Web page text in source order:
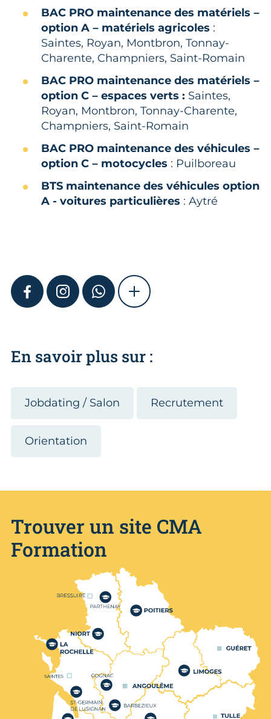
BAC PRO maintenance des matériels –
option A – matériels agricoles :
Saintes, Royan, Montbron, Tonnay-
Charente, Champniers, Saint-Romain
BAC PRO maintenance des matériels –
option C – espaces verts : Saintes,
Royan, Montbron, Tonnay-Charente,
Champniers, Saint-Romain
BAC PRO maintenance des véhicules –
option C – motocycles : Puilboreau
BTS maintenance des véhicules option
A - voitures particulières : Aytré
FACEBOOKINSTAGRAMWHATSAPPSHOW MORE
En savoir plus sur :
Jobdating / Salon Recrutement
Orientation
Trouver un site CMA
Formation
Nos centres de formation